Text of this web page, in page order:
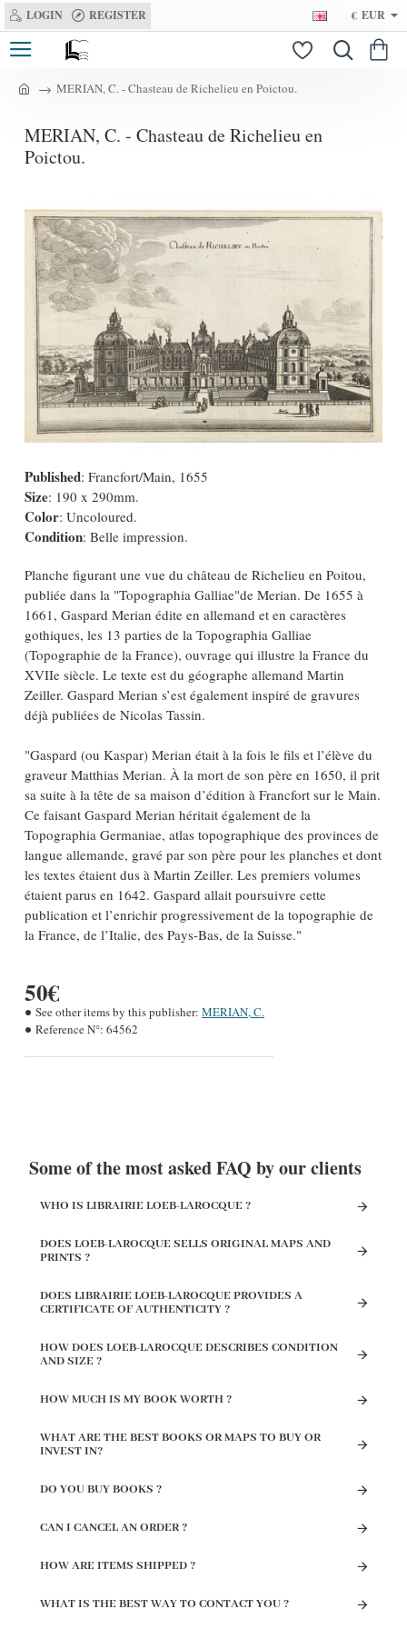
LOGIN REGISTER € EUR
m
MERIAN, C. - Chasteau de Richelieu en Poictou.
MERIAN, C. - Chasteau de Richelieu en
Poictou.
Published: Francfort/Main, 1655
Size: 190 x 290mm.
Color: Uncoloured.
Condition: Belle impression.
Planche figurant une vue du château de Richelieu en Poitou,
publiée dans la "Topographia Galliae"de Merian. De 1655 à
1661, Gaspard Merian édite en allemand et en caractères
gothiques, les 13 parties de la Topographia Galliae
(Topographie de la France), ouvrage qui illustre la France du
XVIIe siècle. Le texte est du géographe allemand Martin
Zeiller. Gaspard Merian s’est également inspiré de gravures
déjà publiées de Nicolas Tassin.
"Gaspard (ou Kaspar) Merian était à la fois le fils et l’élève du
graveur Matthias Merian. À la mort de son père en 1650, il prit
sa suite à la tête de sa maison d’édition à Francfort sur le Main.
Ce faisant Gaspard Merian héritait également de la
Topographia Germaniae, atlas topographique des provinces de
langue allemande, gravé par son père pour les planches et dont
les textes étaient dus à Martin Zeiller. Les premiers volumes
étaient parus en 1642. Gaspard allait poursuivre cette
publication et l’enrichir progressivement de la topographie de
la France, de l’Italie, des Pays-Bas, de la Suisse."
50€
See other items by this publisher: MERIAN, C.
Reference N°: 64562
Some of the most asked FAQ by our clients
WHO IS LIBRAIRIE LOEB-LAROCQUE ?
DOES LOEB-LAROCQUE SELLS ORIGINAL MAPS AND
PRINTS ?
DOES LIBRAIRIE LOEB-LAROCQUE PROVIDES A
CERTIFICATE OF AUTHENTICITY ?
HOW DOES LOEB-LAROCQUE DESCRIBES CONDITION
AND SIZE ?
HOW MUCH IS MY BOOK WORTH ?
WHAT ARE THE BEST BOOKS OR MAPS TO BUY OR
INVEST IN?
DO YOU BUY BOOKS ?
CAN I CANCEL AN ORDER ?
HOW ARE ITEMS SHIPPED ?
WHAT IS THE BEST WAY TO CONTACT YOU ?